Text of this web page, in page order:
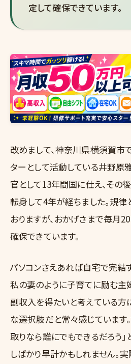
定して確保できています。
改めまして、神奈川県横須賀市
ターとして活動している井野原
官として13年間国に仕え、その
転身して4年が経ちました。規
おりますが、おかげさまで毎月
確保できています。
パソコンさえあれば自宅で完結
私の妻のように子育てに励む主
副収入を得たいと考えている方
な選択肢だと常々感じています
取りなら誰にでもできるだろう
しばかり早計かもしれません。